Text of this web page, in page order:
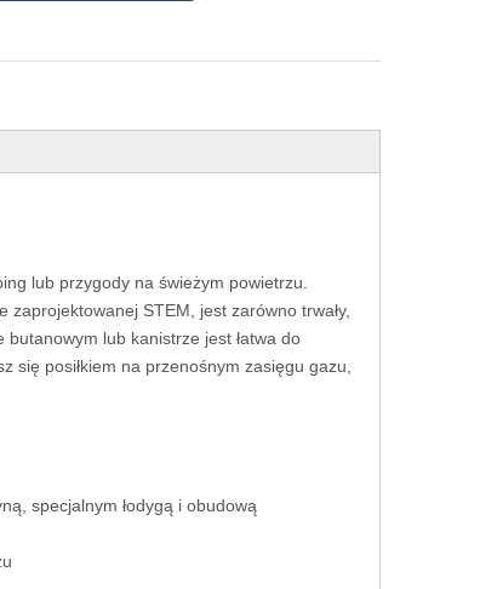
lub przygody na świeżym powietrzu.
STEM, jest zarówno trwały,
lub kanistrze jest łatwa do
się posiłkiem na przenośnym zasięgu gazu,
specjalnym łodygą i obudową